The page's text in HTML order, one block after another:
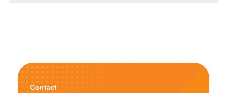
Contact